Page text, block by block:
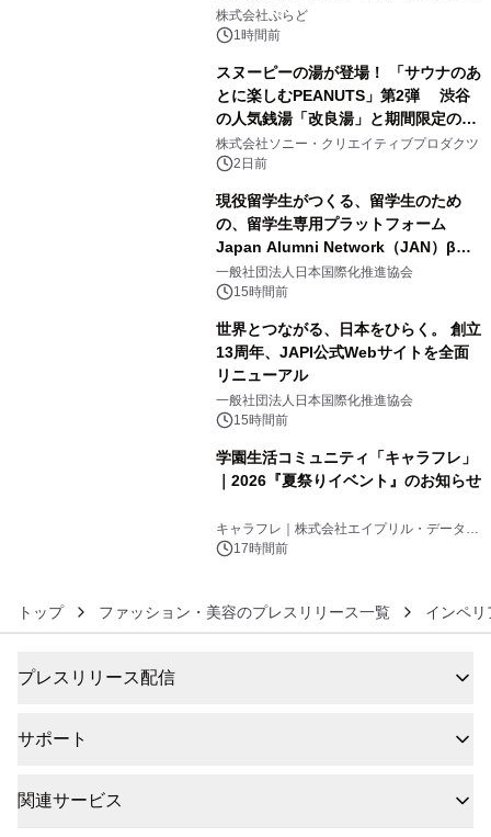
プール グランピングとトレーラーハウ
スの2施設で
株式会社ぷらど
1時間前
スヌーピーの湯が登場！ 「サウナのあ
とに楽しむPEANUTS」第2弾 渋谷
の人気銭湯「改良湯」と期間限定のコ
ラボレーション サウナイキタイコラ
ボグッズも発売決定！
株式会社ソニー・クリエイティブプロダクツ
2日前
現役留学生がつくる、留学生のため
の、留学生専用プラットフォーム
Japan Alumni Network（JAN）β版
をリリース
一般社団法人日本国際化推進協会
15時間前
世界とつながる、日本をひらく。 創立
13周年、JAPI公式Webサイトを全面
リニューアル
一般社団法人日本国際化推進協会
15時間前
学園生活コミュニティ「キャラフレ」
｜2026『夏祭りイベント』のお知らせ
キャラフレ｜株式会社エイプリル・データ・
デザインズ
17時間前
トップ ファッション・美容のプレスリリース一覧 インペ
プレスリリース配信
サポート
関連サービス